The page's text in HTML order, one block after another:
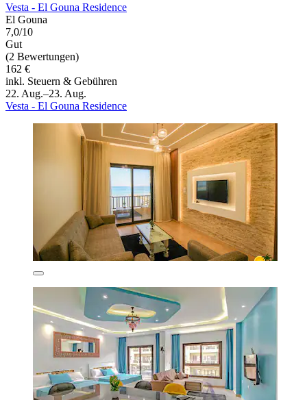
Vesta - El Gouna Residence
El Gouna
7,0/10
Gut
(2 Bewertungen)
162 €
inkl. Steuern & Gebühren
22. Aug.–23. Aug.
Vesta - El Gouna Residence